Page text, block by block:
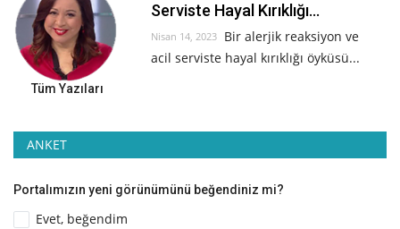
Serviste Hayal Kırıklığı...
Nisan 14, 2023 Bir alerjik reaksiyon ve
acil serviste hayal kırıklığı öyküsü...
Tüm Yazıları
ANKET
Portalımızın yeni görünümünü beğendiniz mi?
Evet, beğendim